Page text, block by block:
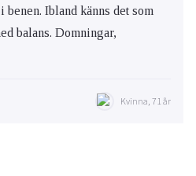
Ibland känns det som
balans. Domningar,
Kvinna, 71 år